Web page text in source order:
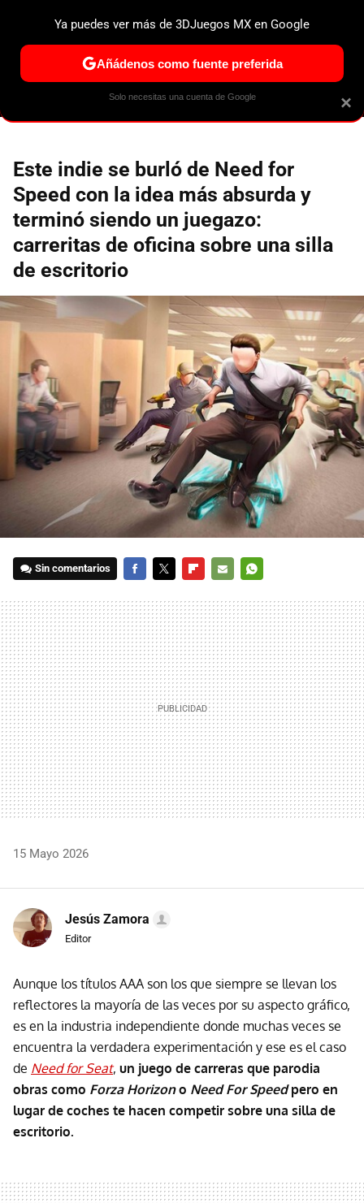
ESPECIALES PS5 NINTENDO SWITCH 2 XBOX
Este indie se burló de Need for
Speed con la idea más absurda y
terminó siendo un juegazo:
carreritas de oficina sobre una silla
de escritorio
Sin comentarios
MAIL
15 Mayo 2026
Jesús Zamora
Editor
Aunque los títulos AAA son los que siempre se llevan los
reflectores la mayoría de las veces por su aspecto gráfico,
es en la industria independiente donde muchas veces se
encuentra la verdadera experimentación y ese es el caso
de Need for Seat, un juego de carreras que parodia
obras como Forza Horizono Need For Speedpero en
lugar de coches te hacen competir sobre una silla de
escritorio.
×
Ya puedes ver más de 3DJuegos MX en Google
Añádenos como fuente preferida
Solo necesitas una cuenta de Google